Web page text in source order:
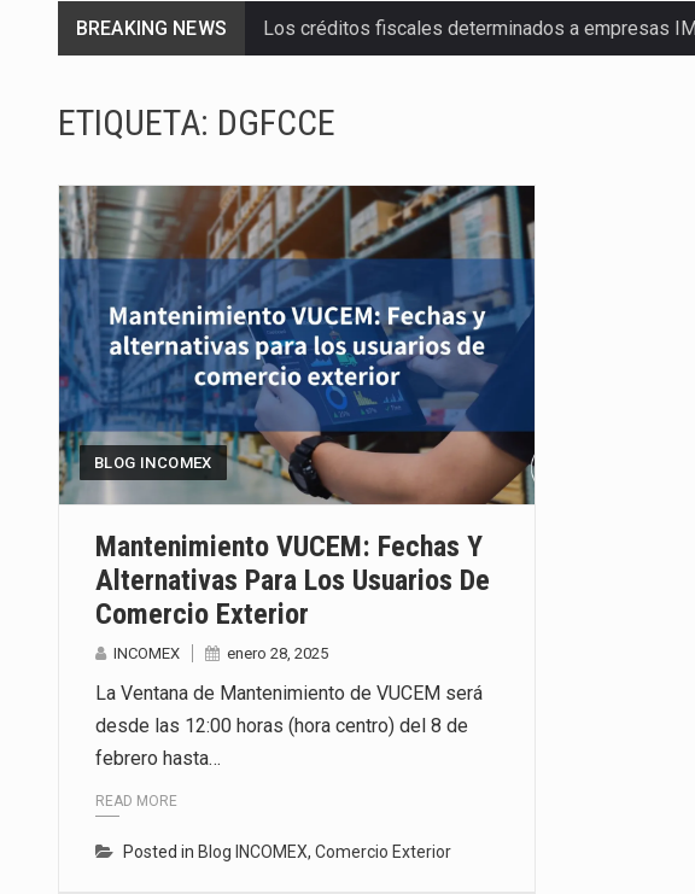
BREAKING NEWS Los créditos fiscales determinados a empresas
La inversión fija bruta en México registró un
El gobierno de Estados Unidos anunciará un
El Departamento de Agricultura de Estados
El derecho a la previsibilidad de los horarios de
La industria manufacturera de exportación afiliada
Las métricas tradicionales de los parques
El superávit comercial de México con Estados
ETIQUETA: DGFCCE
BLOG INCOMEX
Mantenimiento VUCEM: Fechas Y
Alternativas Para Los Usuarios De
Comercio Exterior
INCOMEX enero 28, 2025
La Ventana de Mantenimiento de VUCEM será
desde las 12:00 horas (hora centro) del 8 de
febrero hasta…
READ MORE
Posted in Blog INCOMEX, Comercio Exterior